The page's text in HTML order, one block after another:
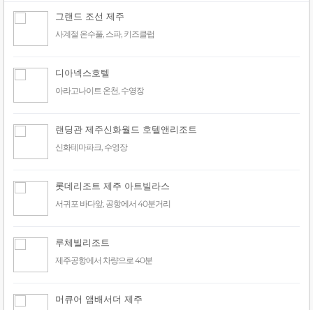
그랜드 조선 제주
사계절 온수풀, 스파, 키즈클럽
디아넥스호텔
아라고나이트 온천, 수영장
랜딩관 제주신화월드 호텔앤리조트
신화테마파크, 수영장
롯데리조트 제주 아트빌라스
서귀포 바다앞, 공항에서 40분거리
루체빌리조트
제주공항에서 차량으로 40분
머큐어 앰배서더 제주